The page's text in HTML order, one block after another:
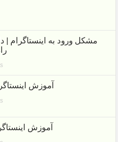
مشکل ورود به اینستاگرام |
آموزش
آموزش